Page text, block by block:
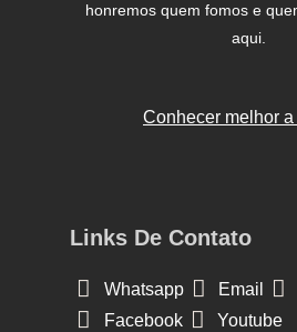
honremos quem fomos e
aqui.
Conhecer melhor a
Links De Contato
Whatsapp Email
Facebook
Youtube